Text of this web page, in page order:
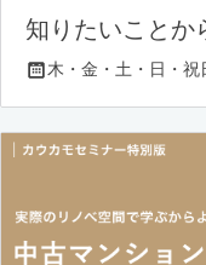
知りたいことか